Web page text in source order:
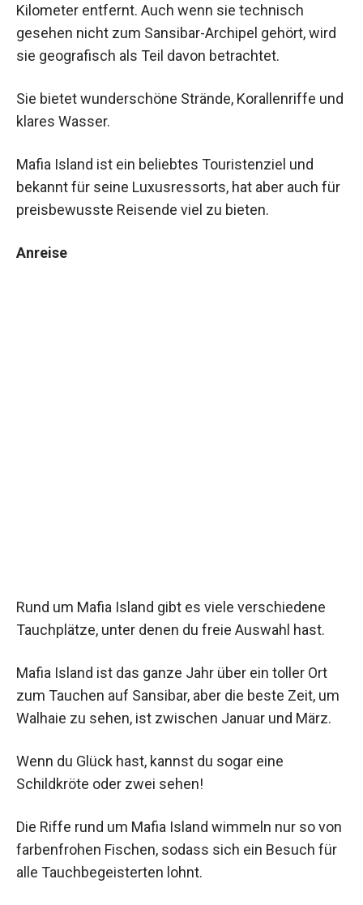
Kilometer entfernt. Auch wenn sie technisch
gesehen nicht zum Sansibar-Archipel gehört, wird
sie geografisch als Teil davon betrachtet.
Sie bietet wunderschöne Strände, Korallenriffe und
klares Wasser.
Mafia Island ist ein beliebtes Touristenziel und
bekannt für seine Luxusressorts, hat aber auch für
preisbewusste Reisende viel zu bieten.
Anreise
Rund um Mafia Island gibt es viele verschiedene
Tauchplätze, unter denen du freie Auswahl hast.
Mafia Island ist das ganze Jahr über ein toller Ort
zum Tauchen auf Sansibar, aber die beste Zeit, um
Walhaie zu sehen, ist zwischen Januar und März.
Wenn du Glück hast, kannst du sogar eine
Schildkröte oder zwei sehen!
Die Riffe rund um Mafia Island wimmeln nur so von
farbenfrohen Fischen, sodass sich ein Besuch für
alle Tauchbegeisterten lohnt.